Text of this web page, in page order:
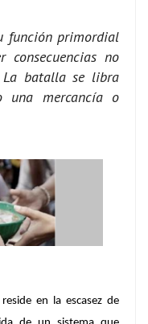
función primordial
no
La batalla se libra
una mercancía o
en la escasez de